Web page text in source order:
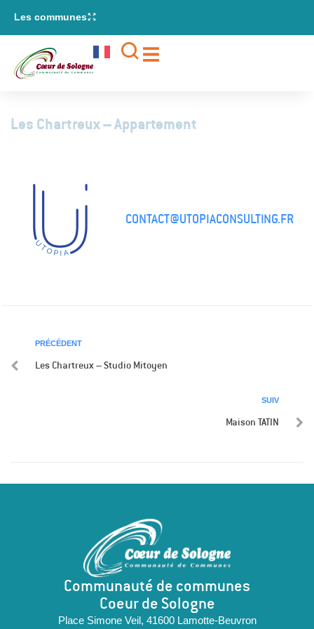
principal
Les communes
Les Chartreux – Appartement
CONTACT@UTOPIACONSULTING.FR
PRÉCÉDENT
Les Chartreux – Studio Mitoyen
SUIV
Maison TATIN
Communauté de communes
Coeur de Sologne
Place Simone Veil, 41600 Lamotte-Beuvron